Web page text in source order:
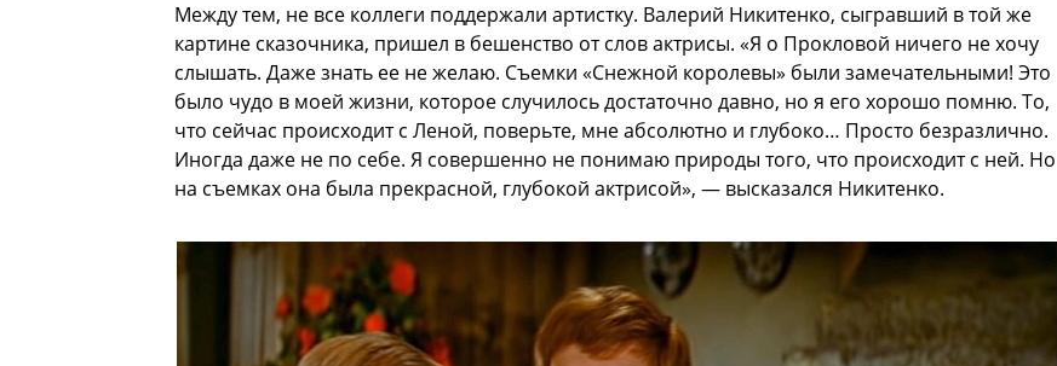
Между тем, не все коллеги поддержали артистку. Валерий Никитенко, сыгравший в той же
картине сказочника, пришел в бешенство от слов актрисы. «Я о Прокловой ничего не хочу
слышать. Даже знать ее не желаю. Съемки «Снежной королевы» были замечательными! Это
было чудо в моей жизни, которое случилось достаточно давно, но я его хорошо помню. То,
что сейчас происходит с Леной, поверьте, мне абсолютно и глубоко… Просто безразлично.
Иногда даже не по себе. Я совершенно не понимаю природы того, что происходит с ней. Но
на съемках она была прекрасной, глубокой актрисой», — высказался Никитенко.